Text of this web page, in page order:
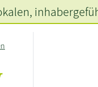
,